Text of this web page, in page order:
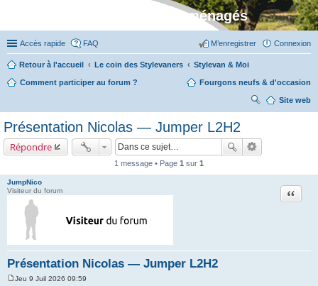
Stylevan - Vans aménagés
Accès rapide FAQ Connexion
M’enregistrer
Retour à l'accueil Le coin des Stylevaners Stylevan & Moi
Comment participer au forum ? Fourgons neufs & d'occasion
Site web
ch
Présentation Nicolas — Jumper L2H2
Répondre
1 message • Page 1 sur 1
JumpNico
Visiteur du forum
Présentation Nicolas — Jumper L2H2
Citation
Jeu 9 Juil 2026 09:59